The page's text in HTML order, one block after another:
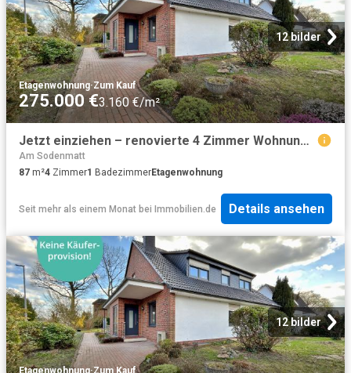
12 bilder
Etagenwohnung·Zum Kauf
275.000 €3.160 €/m²
Jetzt einziehen – renovierte 4 Zimmer Wohnung in Varrel!
Am Sodenmatt
87 m²4 Zimmer1 BadezimmerEtagenwohnung
Seit mehr als einem Monat bei Immobilien.de Details ansehen
12 bilder
Etagenwohnung·Zum Kauf